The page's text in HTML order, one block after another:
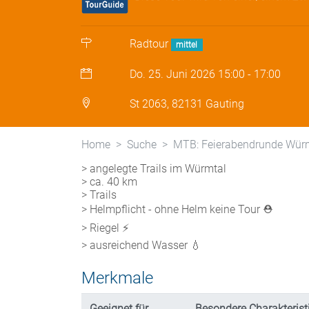
Radtour mittel
Do. 25. Juni 2026 15:00 - 17:00
St 2063, 82131 Gauting
Home Suche
MTB: Feierabendrunde
> angelegte Trails im Würmtal
> ca. 40 km
> Trails
> Helmpflicht - ohne Helm keine Tour ⛑️
> Riegel ⚡️
> ausreichend Wasser 💧
Merkmale